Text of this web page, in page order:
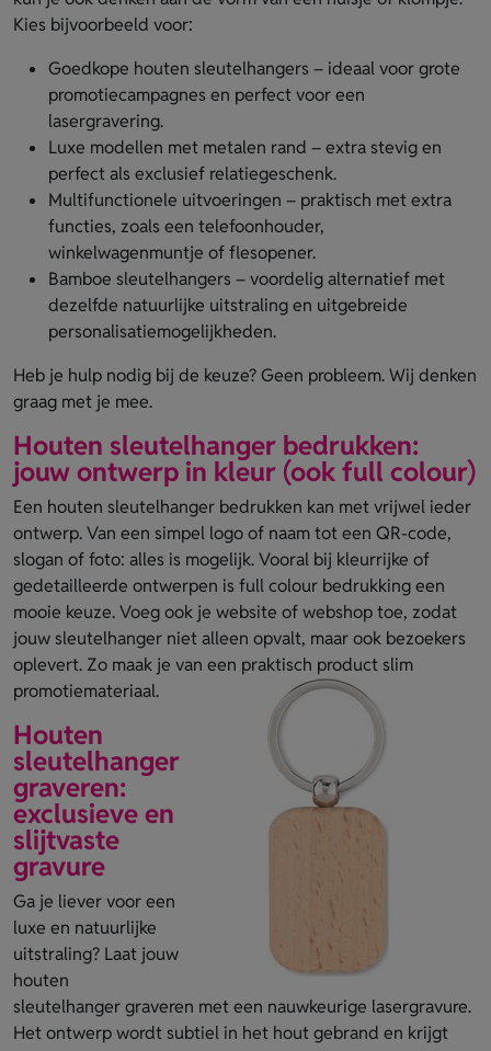
Kies bijvoorbeeld voor:
Goedkope houten sleutelhangers – ideaal voor grote
promotiecampagnes en perfect voor een
lasergravering.
Luxe modellen met metalen rand – extra stevig en
perfect als exclusief relatiegeschenk.
Multifunctionele uitvoeringen – praktisch met extra
functies, zoals een telefoonhouder,
winkelwagenmuntje of flesopener.
Bamboe sleutelhangers – voordelig alternatief met
dezelfde natuurlijke uitstraling en uitgebreide
personalisatiemogelijkheden.
Heb je hulp nodig bij de keuze? Geen probleem. Wij denken
graag met je mee.
Houten sleutelhanger bedrukken:
jouw ontwerp in kleur (ook full colour)
Een houten sleutelhanger bedrukken kan met vrijwel ieder
ontwerp. Van een simpel logo of naam tot een QR-code,
slogan of foto: alles is mogelijk. Vooral bij kleurrijke of
gedetailleerde ontwerpen is full colour bedrukking een
mooie keuze. Voeg ook je website of webshop toe, zodat
jouw sleutelhanger niet alleen opvalt, maar ook bezoekers
oplevert. Zo maak je van een praktisch product slim
promotiemateriaal.
Houten
sleutelhanger
graveren:
exclusieve en
slijtvaste
gravure
Ga je liever voor een
luxe en natuurlijke
uitstraling? Laat jouw
houten
sleutelhanger graveren met een nauwkeurige lasergravure.
Het ontwerp wordt subtiel in het hout gebrand en krijgt